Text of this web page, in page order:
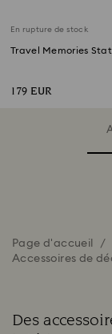
En rupture de stock
Travel Memories
179 EUR
Page d'accueil
Accessoires de
Des